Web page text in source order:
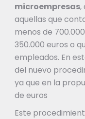
microempresas,
aquellas que
menos de
350.000 euros o
empleados. En
del nuevo
ya que en la
de euros
Este